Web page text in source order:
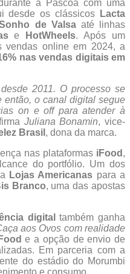
a Páscoa com uma
desde os clássicos
Lacta
de Valsaaté linhas
e HotWheels. Após um
vendas online em 2024, a
nas vendas digitais em
2011. O processo se
então, o canal digital segue
on e off para atender à
Juliana Bonamin, vice-
Brasil , dona da marca.
nas plataformas iFood ,
do portfólio. Um dos
Lojas Americanas para a
Branco, uma das apostas
digital também ganha
aos Ovos com realidade
e a opção de envio de
Em parceria com a
do estádio do Morumbi
e consumo.